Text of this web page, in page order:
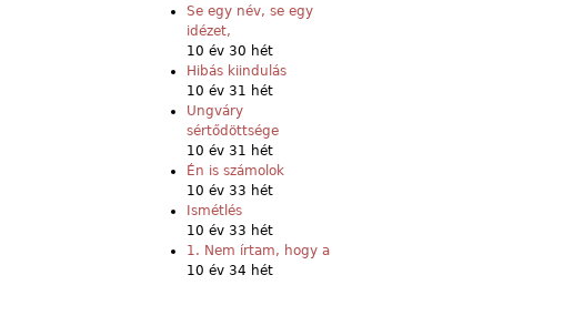
Se egy név, se egy
idézet,
10 év 30 hét
Hibás kiindulás
10 év 31 hét
Ungváry
sértődöttsége
10 év 31 hét
Én is számolok
10 év 33 hét
Ismétlés
10 év 33 hét
1. Nem írtam, hogy a
10 év 34 hét